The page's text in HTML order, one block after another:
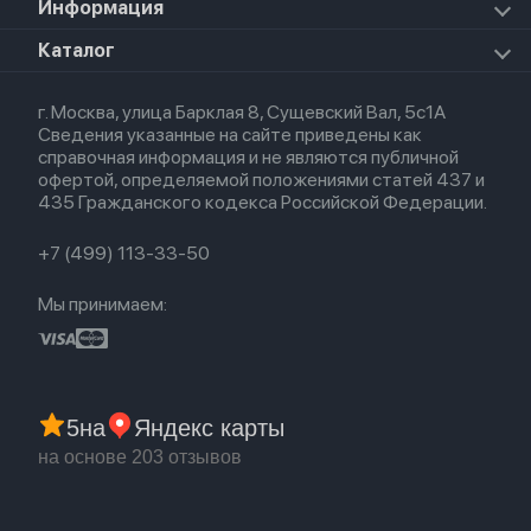
Apple Watch Ultra 3
Apple Watch Ultra
Airpods Pro 2
Airpods Max
Airpods 2
Airpods (1-е)
HomePod mini
AirTag
Для AirPods
Для iPhone
Для Apple Watch
Информация
О магазине
Политика конфиденциальности
Оплата и доставка
Партнерская программа
Гарантия
Обмен и возврат
Trade-in
Каталог
Новые поступления
Популярное
Акции
г. Москва, улица Барклая 8, Сущевский Вал, 5с1А
Сведения указанные на сайте приведены как
справочная информация и не являются публичной
офертой, определяемой положениями статей 437 и
435 Гражданского кодекса Российской Федерации.
+7 (499) 113-33-50
Мы принимаем:
5на Яндекс карты
на основе 203 отзывов